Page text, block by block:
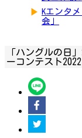
▶ Kエンタ
会」
「ハングルの日
ーコンテスト2022